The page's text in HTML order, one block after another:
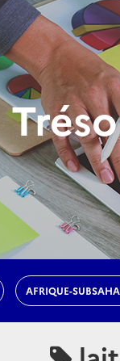
AFRIQUE-